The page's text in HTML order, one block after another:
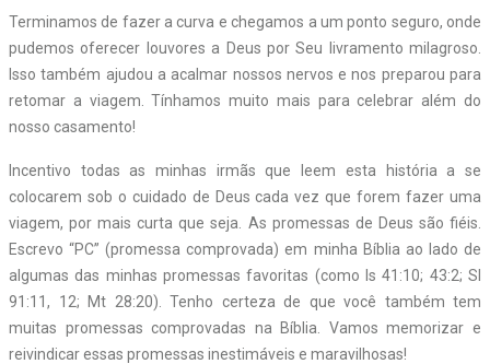
Terminamos de fazer a curva e chegamos a um ponto seguro, onde
pudemos oferecer louvores a Deus por Seu livramento milagroso.
Isso também ajudou a acalmar nossos nervos e nos preparou para
retomar a viagem. Tínhamos muito mais para celebrar além do
nosso casamento!
Incentivo todas as minhas irmãs que leem esta história a se
colocarem sob o cuidado de Deus cada vez que forem fazer uma
viagem, por mais curta que seja. As promessas de Deus são fiéis.
Escrevo “PC” (promessa comprovada) em minha Bíblia ao lado de
algumas das minhas promessas favoritas (como Is 41:10; 43:2; Sl
91:11, 12; Mt 28:20). Tenho certeza de que você também tem
muitas promessas comprovadas na Bíblia. Vamos memorizar e
reivindicar essas promessas inestimáveis e maravilhosas!